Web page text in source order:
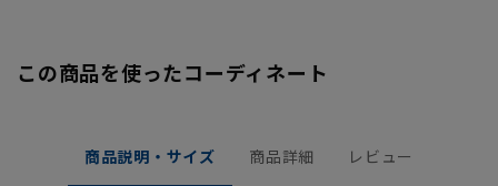
この商品を使ったコーディネート
商品説明・サイズ 商品詳細 レビュー